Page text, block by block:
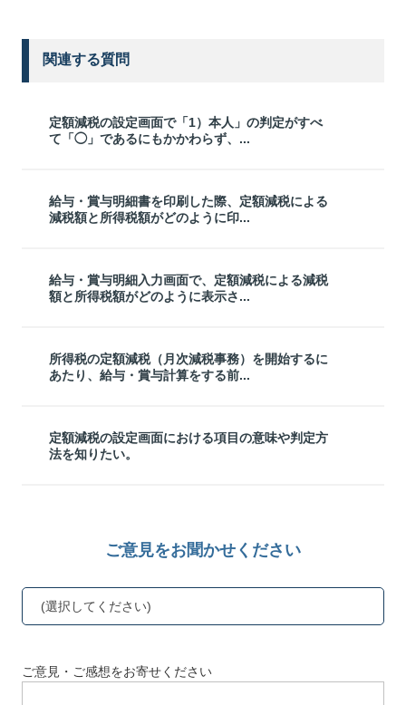
関連する質問
定額減税の設定画面で「1）本人」の判定がすべ
て「◯」であるにもかかわらず、...
給与・賞与明細書を印刷した際、定額減税による
減税額と所得税額がどのように印...
給与・賞与明細入力画面で、定額減税による減税
額と所得税額がどのように表示さ...
所得税の定額減税（月次減税事務）を開始するに
あたり、給与・賞与計算をする前...
定額減税の設定画面における項目の意味や判定方
法を知りたい。
ご意見をお聞かせください
(選択してください)
ご意見・ご感想をお寄せください